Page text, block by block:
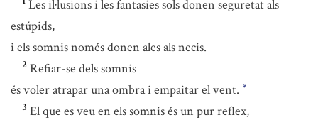
Les il·lusions i les fantasies sols donen seguretat als
estúpids,
i els somnis només donen ales als necis.
2 Refiar-se dels somnis
és voler atrapar una ombra i empaitar el vent. *
3 El que es veu en els somnis és un pur reflex,